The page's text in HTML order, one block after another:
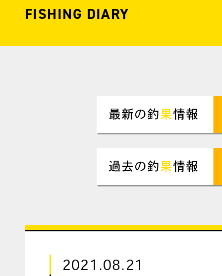
FISHING DIARY
2021.08.21